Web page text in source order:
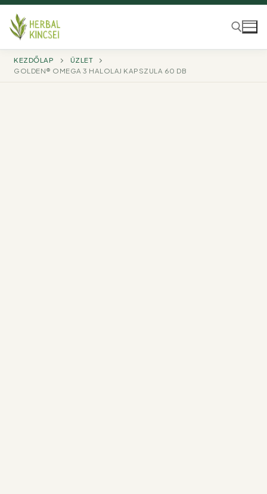
Ugrás
tartalomra
Keresése:
KEZDŐLAP
ÜZLET
GOLDEN® OMEGA 3 HALOLAJ KAPSZULA 60 DB